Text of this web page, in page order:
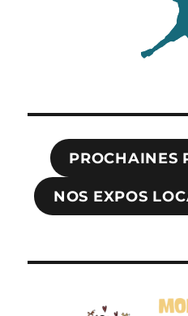
PROCHAINES
NOS EXPOS